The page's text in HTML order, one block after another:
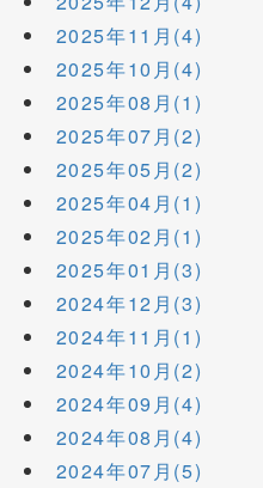
2025年11月(4)
2025年10月(4)
2025年08月(1)
2025年07月(2)
2025年05月(2)
2025年04月(1)
2025年02月(1)
2025年01月(3)
2024年12月(3)
2024年11月(1)
2024年10月(2)
2024年09月(4)
2024年08月(4)
2024年07月(5)